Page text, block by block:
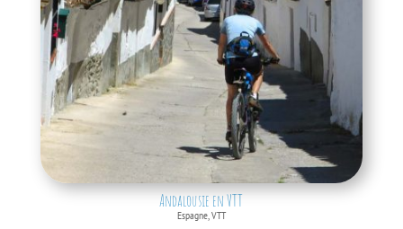
Andalousie en VTT
Espagne, VTT